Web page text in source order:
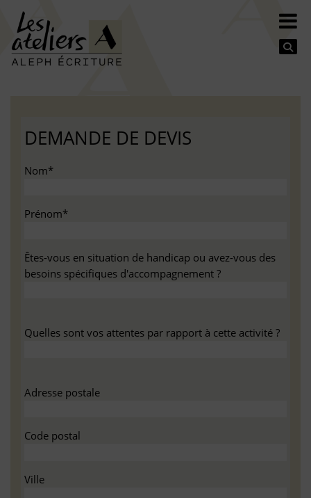
DEMANDE DE DEVIS
Nom*
Prénom*
Êtes-vous en situation de handicap ou avez-vous des
besoins spécifiques d'accompagnement ?
Quelles sont vos attentes par rapport à cette activité ?
Adresse postale
Code postal
Ville